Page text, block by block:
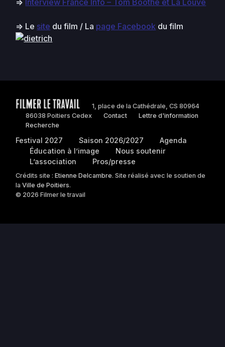
=> Le site du film / La page Facebook du film
1, place de la Cathédrale, CS 80964
86038 Poitiers Cedex
Contact
Lettre d'information
Recherche
Festival 2027 Saison 2026/2027
Agenda
Éducation à l’image
Nous soutenir
L’association
Pros/presse
Crédits site :Etienne Delcambre. Site réalisé avec le soutien de
laVille de Poitiers.
© 2026 Filmer le travail